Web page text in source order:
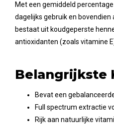
Met een gemiddeld
dagelijks gebruik en
bestaat uit koudgeperste
antioxidanten (zoals vitamine
Belangrijkste
Bevat een
Full spectrum extractie
Rijk aan natuurlijke